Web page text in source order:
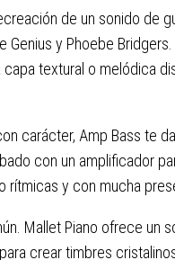
de un sonido de
y Phoebe
textural o melódica
carácter, Amp Bass te
con un amplificador
y con mucha
Mallet Piano ofrece un
crear timbres